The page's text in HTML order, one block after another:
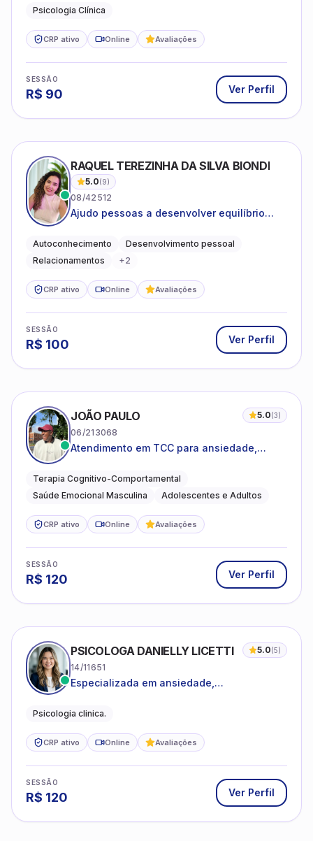
estruturas, com experiência em
Psicologia Clínica
CRP ativo Online Avaliações
SESSÃO
R$ 90 Ver Perfil
RAQUEL TEREZINHA DA SILVA BIONDI
5.0(9)
08/42512
Ajudo pessoas a desenvolver equilíbrio
Autoconhecimento
Desenvolvimento pessoal
Relacionamentos
+2
CRP ativo Online Avaliações
SESSÃO
R$ 100 Ver Perfil
JOÃO PAULO 5.0(3)
06/213068
Atendimento em TCC para ansiedade,
emocional
Terapia Cognitivo-Comportamental
Saúde Emocional Masculina
Adolescentes e Adultos
CRP ativo Online Avaliações
SESSÃO
R$ 120 Ver Perfil
PSICOLOGA DANIELLY LICETTI 5.0(5)
14/11651
Especializada em ansiedade,
Psicologia clinica.
CRP ativo Online Avaliações
SESSÃO
R$ 120 Ver Perfil